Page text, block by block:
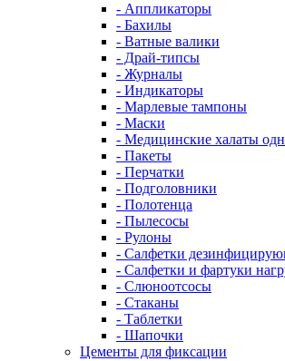
- Аппликаторы
- Бахилы
- Ватные валики
- Драй-типсы
- Журналы
- Индикаторы
- Марлевые тампоны
- Маски
- Медицинские халаты
- Пакеты
- Перчатки
- Подголовники
- Полотенца
- Пылесосы
- Рулоны
- Салфетки
- Салфетки и фартуки
- Слюноотсосы
- Стаканы
- Таблетки
- Шапочки
Цементы для фиксации